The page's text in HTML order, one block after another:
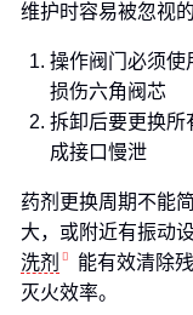
维护时容易被忽视
操作阀门必须使
损伤六角阀芯
拆卸后要更换所
成接口慢泄
药剂更换周期不能
大，或附近有振动
洗剂
能有效清除
灭火效率。